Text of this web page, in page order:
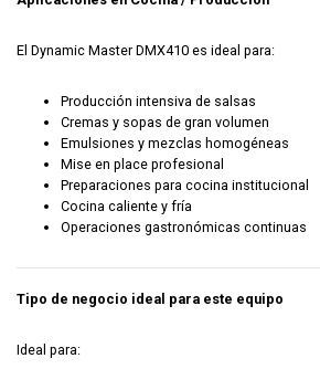
El Dynamic Master DMX410 es ideal para:
Producción intensiva de salsas
Cremas y sopas de gran volumen
Emulsiones y mezclas homogéneas
Mise en place profesional
Preparaciones para cocina institucional
Cocina caliente y fría
Operaciones gastronómicas continuas
Tipo de negocio ideal para este equipo
Ideal para: